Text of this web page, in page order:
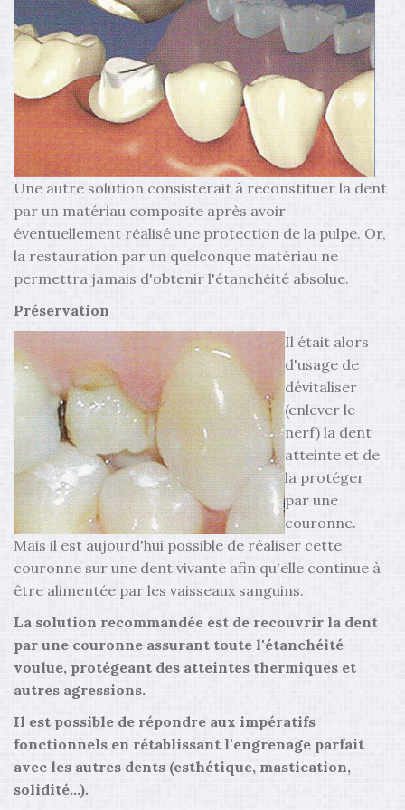
Une autre solution consisterait à reconstituer la dent
par un matériau composite après avoir
éventuellement réalisé une protection de la pulpe. Or,
la restauration par un quelconque matériau ne
permettra jamais d'obtenir l'étanchéité absolue.
Préservation
Il était alors
d'usage de
dévitaliser
(enlever le
nerf) la dent
atteinte et de
la protéger
par une
couronne.
Mais il est aujourd'hui possible de réaliser cette
couronne sur une dent vivante afin qu'elle continue à
être alimentée par les vaisseaux sanguins.
La solution recommandée est de recouvrir la dent
par une couronne assurant toute l'étanchéité
voulue, protégeant des atteintes thermiques et
autres agressions.
Il est possible de répondre aux impératifs
fonctionnels en rétablissant l'engrenage parfait
avec les autres dents (esthétique, mastication,
solidité...).